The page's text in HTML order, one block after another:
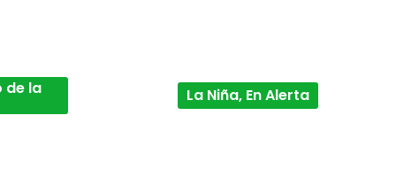
de la La Niña, En Alerta